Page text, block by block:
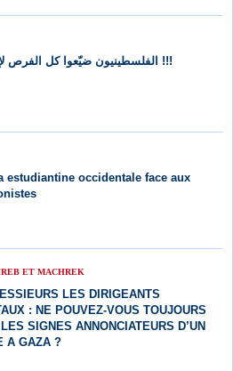
الفلسطينيون ضيّعوا كل الفرص لإقامة دولتهم !!!
estudiantine occidentale face aux
ET MACHREK
LES DIRIGEANTS
: NE POUVEZ-VOUS TOUJOURS
SIGNES ANNONCIATEURS D’UN
A GAZA ?